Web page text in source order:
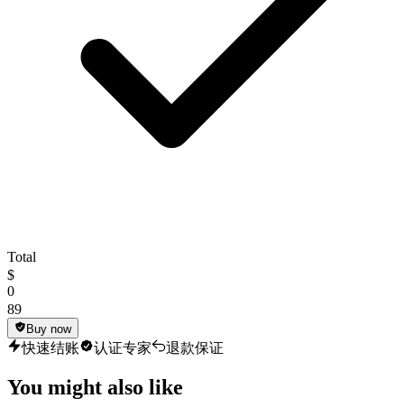
Total
$
0
89
Buy now
快速结账 认证专家 退款保证
You might also like